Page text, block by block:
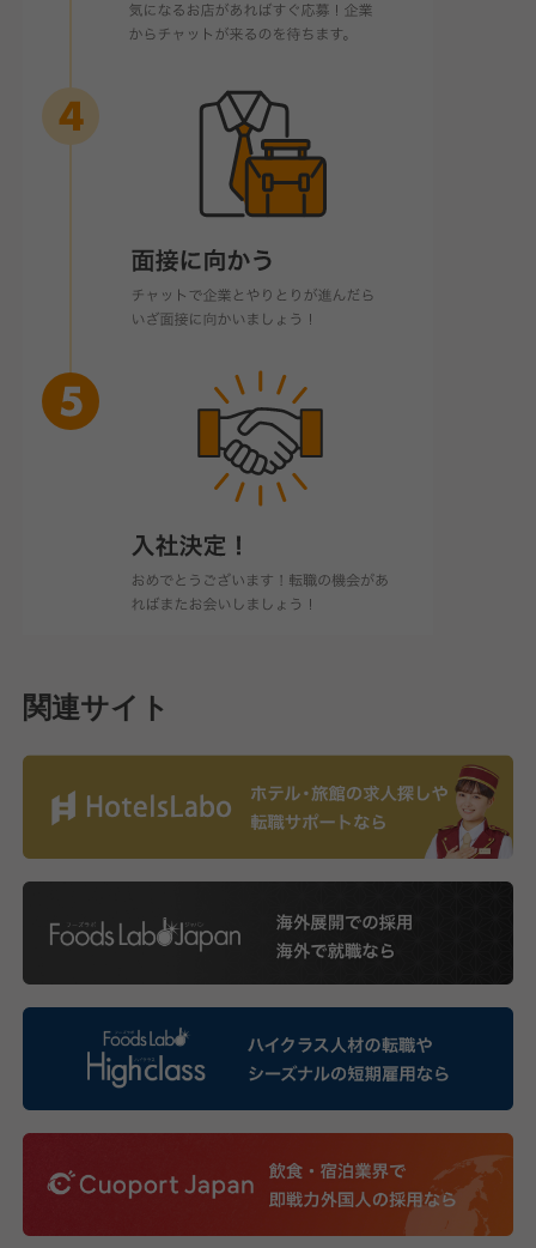
関連サイト